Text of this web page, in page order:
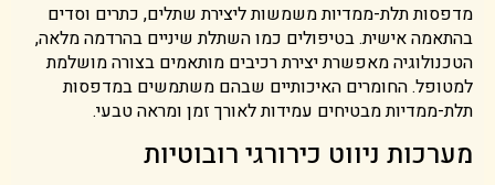
מדפסות תלת-ממדיות משמשות ליצירת שתלים, כתרים וסדים
בהתאמה אישית. בטיפולים כמו השתלת שיניים בהרדמה מלאה,
הטכנולוגיה מאפשרת יצירת רכיבים מותאמים בצורה מושלמת
למטופל. החומרים האיכותיים שבהם משתמשים במדפסות
תלת-ממדיות מבטיחים עמידות לאורך זמן ומראה טבעי.
מערכות ניווט כירורגי רובוטיות